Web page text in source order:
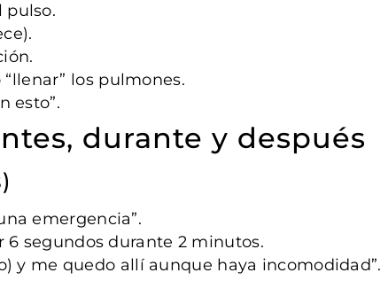
pulso.
los pulmones.
esto”.
durante y después
emergencia”.
6 segundos durante 2 minutos.
y me quedo allí aunque haya incomodidad”.